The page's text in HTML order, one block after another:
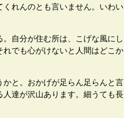
れんのとも言いません。いわい
自分が住む所は、こげな風にし
でも心がけないと人間はどこか
と。おかげが足らん足らんと言
達が沢山あります。細うても長